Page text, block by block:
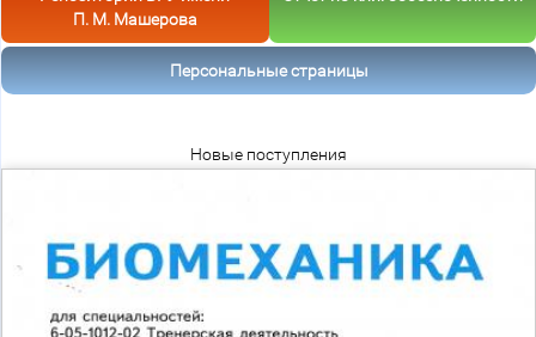
П. М. Машерова
Персональные страницы
Новые поступления